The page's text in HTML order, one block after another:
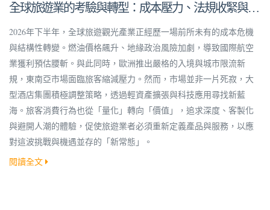
全球旅遊業的考驗與轉型：成本壓力、法規收緊與深
度體驗新趨勢
2026年下半年，全球旅遊觀光產業正經歷一場前所未有的成本危機
與結構性轉變。燃油價格飆升、地緣政治風險加劇，導致國際航空
業獲利預估腰斬。與此同時，歐洲推出嚴格的入境與城市限流新
規，東南亞市場面臨旅客縮減壓力。然而，市場並非一片死寂，大
型酒店集團積極調整策略，透過輕資產擴張與科技應用尋找新藍
海。旅客消費行為也從「量化」轉向「價值」，追求深度、客製化
與避開人潮的體驗，促使旅遊業者必須重新定義產品與服務，以應
對這波挑戰與機遇並存的「新常態」。
閱讀全文